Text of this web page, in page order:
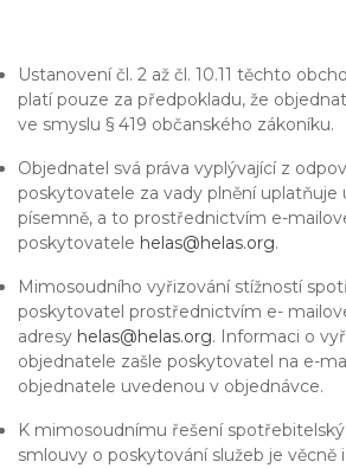
Ustanovení čl. 2 až čl. 10.11 těchto
platí pouze za předpokladu, že
ve smyslu § 419 občanského zákoníku.
Objednatel svá práva vyplývající z
poskytovatele za vady plnění uplatňuje
písemně, a to prostřednictvím e-
poskytovatele helas@helas.org.
Mimosoudního vyřizování stížností
poskytovatel prostřednictvím e-
adresy helas@helas.org. Informaci o
objednatele zašle poskytovatel na e-
objednatele uvedenou v objednávce.
K mimosoudnímu řešení
smlouvy o poskytování služeb je věcně